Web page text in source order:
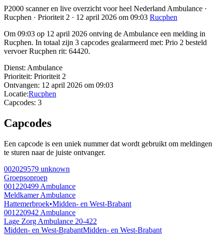
P2000 scanner en live overzicht voor heel Nederland Ambulance ·
Rucphen · Prioriteit 2 · 12 april 2026 om 09:03 Rucphen
Om 09:03 op 12 april 2026 ontving de Ambulance een melding in
Rucphen. In totaal zijn 3 capcodes gealarmeerd met: Prio 2 besteld
vervoer Rucphen rit: 64420.
Dienst: Ambulance
Prioriteit: Prioriteit 2
Ontvangen: 12 april 2026 om 09:03
Locatie:Rucphen
Capcodes: 3
Capcodes
Een capcode is een uniek nummer dat wordt gebruikt om meldingen
te sturen naar de juiste ontvanger.
002029579 unknown
Groepsoproep
001220499 Ambulance
Meldkamer Ambulance
Hattemerbroek•Midden- en West-Brabant
001220942 Ambulance
Lage Zorg Ambulance 20-422
Midden- en West-BrabantMidden- en West-Brabant